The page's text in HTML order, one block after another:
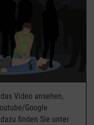
Video ansehen,
Google
finden Sie unter